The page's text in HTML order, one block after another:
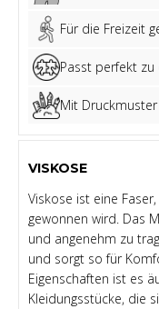
Für die Freizeit
Passt perfekt
Mit Druckmuster
VISKOSE
Viskose ist eine
gewonnen wird. Das
und angenehm zu
und sorgt so für
Eigenschaften ist es
Kleidungsstücke, die